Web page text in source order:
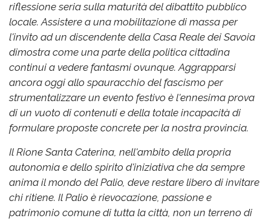
riflessione seria sulla maturità del dibattito pubblico
locale. Assistere a una mobilitazione di massa per
l'invito ad un discendente della Casa Reale dei Savoia
dimostra come una parte della politica cittadina
continui a vedere fantasmi ovunque. Aggrapparsi
ancora oggi allo spauracchio del fascismo per
strumentalizzare un evento festivo è l'ennesima prova
di un vuoto di contenuti e della totale incapacità di
formulare proposte concrete per la nostra provincia.
Il Rione Santa Caterina, nell'ambito della propria
autonomia e dello spirito d'iniziativa che da sempre
anima il mondo del Palio, deve restare libero di invitare
chi ritiene. Il Palio è rievocazione, passione e
patrimonio comune di tutta la città, non un terreno di